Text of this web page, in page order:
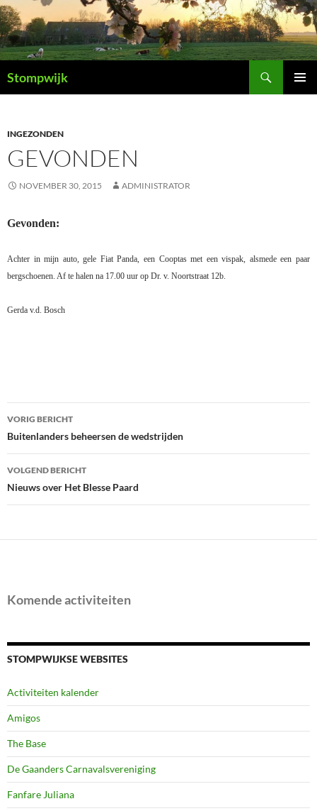
Ga
naar
de
inhoud
Stompwijk
INGEZONDEN
GEVONDEN
NOVEMBER 30, 2015 ADMINISTRATOR
Gevonden:
Achter in mijn auto, gele Fiat Panda, een Cooptas met een vispak, alsmede een paar
bergschoenen. Af te halen na 17.00 uur op Dr. v. Noortstraat 12b.
Gerda v.d. Bosch
Bericht
navigatie
VORIG BERICHT
Buitenlanders beheersen de wedstrijden
VOLGEND BERICHT
Nieuws over Het Blesse Paard
Komende activiteiten
STOMPWIJKSE WEBSITES
Activiteiten kalender
Amigos
The Base
De Gaanders Carnavalsvereniging
Fanfare Juliana